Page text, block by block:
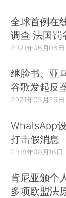
全球首例在
调查 法国罚
2021年06月08日
继脸书、亚
谷歌发起反
2021年05月26日
WhatsApp
打击假消息
2018年08月16日
肯尼亚颁个
多项欧盟法